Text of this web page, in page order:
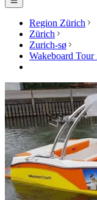
Region Zürich
Zürich
Zurich-sø
Wakeboard